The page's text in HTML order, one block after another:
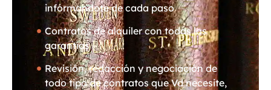
infórmandote de cada paso
Contratos de alquiler con todas las
garantías
Revisión, redacción y negociación de
todo tipo de contratos que Vd necesite,